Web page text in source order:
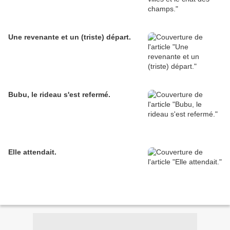
Une revenante et un (triste) départ.
Bubu, le rideau s'est refermé.
Elle attendait.